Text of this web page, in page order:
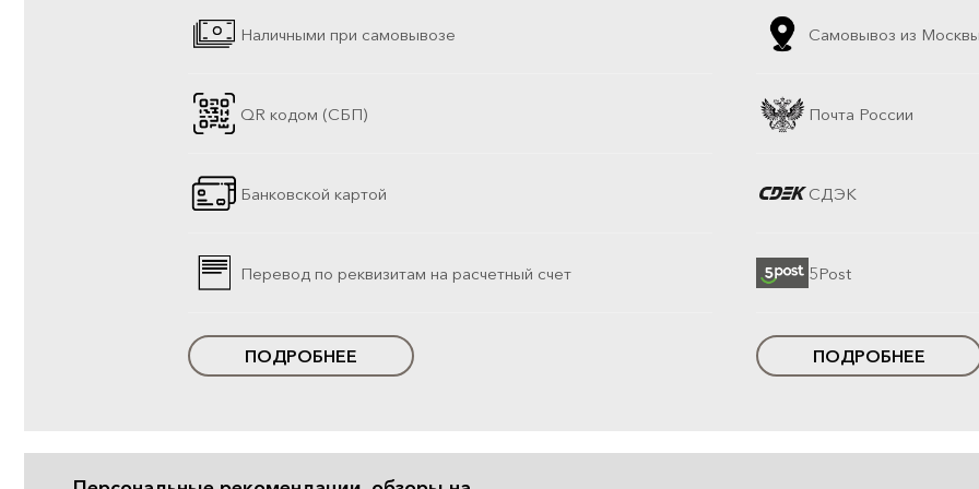
Наличными при самовывозе
QR кодом (СБП)
Банковской картой
Перевод по реквизитам на расчетный счет
ПОДРОБНЕЕ
Самовывоз из
Почта России
СДЭК
5Post
ПОДРОБНЕЕ